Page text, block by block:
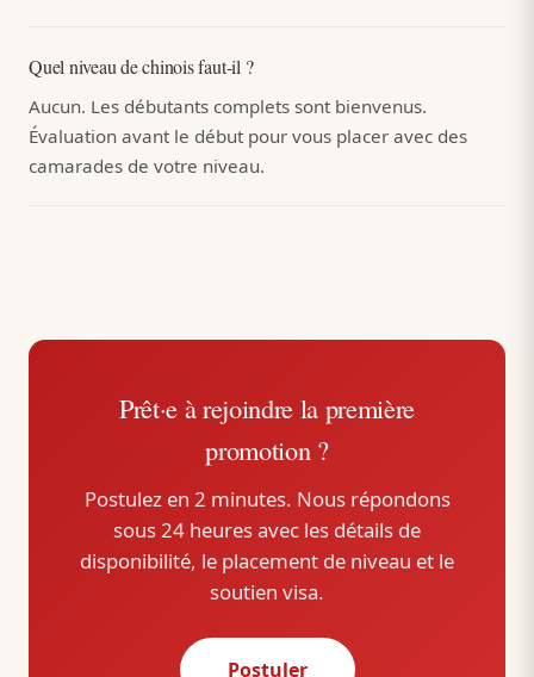
Quel niveau de chinois faut-il ?
Aucun. Les débutants complets sont bienvenus.
Évaluation avant le début pour vous placer avec des
camarades de votre niveau.
Prêt·e à rejoindre la première
promotion ?
Postulez en 2 minutes. Nous répondons
sous 24 heures avec les détails de
disponibilité, le placement de niveau et le
soutien visa.
Postuler